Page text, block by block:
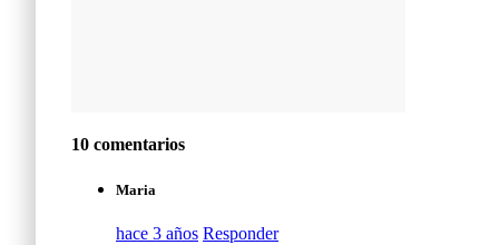
10 comentarios
Maria
hace 3 años Responder